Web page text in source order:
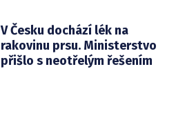
V Česku dochází lék na
rakovinu prsu. Ministerstvo
přišlo s neotřelým řešením